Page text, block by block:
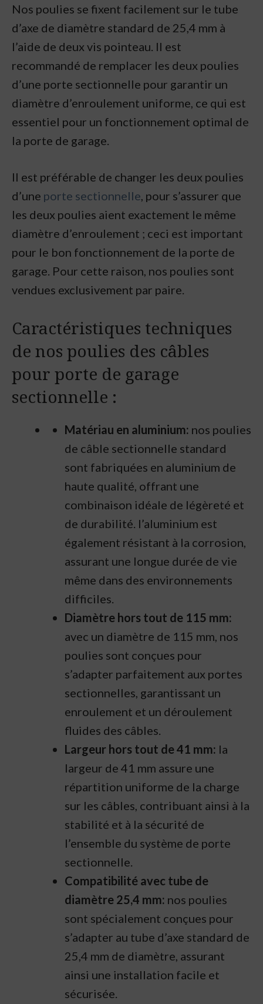
Nos poulies se fixent facilement sur le tube
d’axe de diamètre standard de 25,4 mm à
l’aide de deux vis pointeau. Il est
recommandé de remplacer les deux poulies
d’une porte sectionnelle pour garantir un
diamètre d’enroulement uniforme, ce qui est
essentiel pour un fonctionnement optimal de
la porte de garage.
Il est préférable de changer les deux poulies
d’une porte sectionnelle, pour s’assurer que
les deux poulies aient exactement le même
diamètre d’enroulement ; ceci est important
pour le bon fonctionnement de la porte de
garage. Pour cette raison, nos poulies sont
vendues exclusivement par paire.
Caractéristiques techniques
de nos poulies des câbles
pour porte de garage
sectionnelle :
Matériau en aluminium: nos poulies
de câble sectionnelle standard
sont fabriquées en aluminium de
haute qualité, offrant une
combinaison idéale de légèreté et
de durabilité. l’aluminium est
également résistant à la corrosion,
assurant une longue durée de vie
même dans des environnements
difficiles.
Diamètre hors tout de 115 mm:
avec un diamètre de 115 mm, nos
poulies sont conçues pour
s’adapter parfaitement aux portes
sectionnelles, garantissant un
enroulement et un déroulement
fluides des câbles.
Largeur hors tout de 41 mm: la
largeur de 41 mm assure une
répartition uniforme de la charge
sur les câbles, contribuant ainsi à la
stabilité et à la sécurité de
l’ensemble du système de porte
sectionnelle.
Compatibilité avec tube de
diamètre 25,4 mm: nos poulies
sont spécialement conçues pour
s’adapter au tube d’axe standard de
25,4 mm de diamètre, assurant
ainsi une installation facile et
sécurisée.